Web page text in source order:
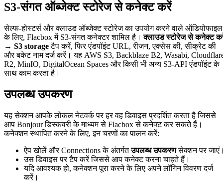
S3-संगत ऑब्जेक्ट स्टोरेज से कनेक्ट करें
सेल्फ-होस्टर्स और क्लाउड ऑब्जेक्ट स्टोरेज का उपयोग करने वाले ऑडियोफाइल
के लिए, Flacbox में S3-संगत कनेक्टर शामिल है।क्लाउड स्टोरेज से कनेक्ट
→ S3 storageटैप करें, फिर एंडपॉइंट URL, रीजन, एक्सेस की, सीक्रेट की
और बकेट नाम दर्ज करें। यह AWS S3, Backblaze B2, Wasabi,
R2, MinIO, DigitalOcean Spaces और किसी भी अन्य S3-API एंडपॉइंट के
साथ काम करता है।
उपलब्ध उपकरण
यह सेक्शन आपके लोकल नेटवर्क पर हर वह डिवाइस प्रदर्शित करता है जिससे
आप Bonjour डिस्कवरी के माध्यम से Flacbox से कनेक्ट कर सकते हैं।
कनेक्शन स्थापित करने के लिए, इन चरणों का पालन करें:
ऐप खोलें और Connections के अंतर्गतउपलब्ध उपकरणसेक्शन पर
उस डिवाइस पर टैप करें जिससे आप कनेक्ट करना चाहते हैं।
यदि आवश्यक हो, कनेक्शन पूरा करने के लिए अपने लॉगिन विवरण दर्ज
करें।